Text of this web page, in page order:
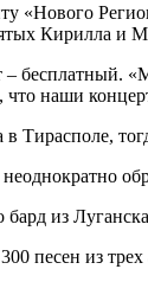
«Нового
Кирилла и
– бесплатный.
наши
в Тирасполе,
бард из
песен из